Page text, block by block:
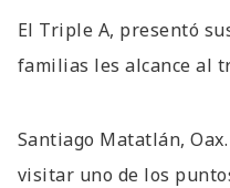
El Triple A, presentó
familias les alcance al
Santiago Matatlán,
visitar uno de los